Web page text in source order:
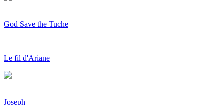
God Save the Tuche
Le fil d'Ariane
Joseph